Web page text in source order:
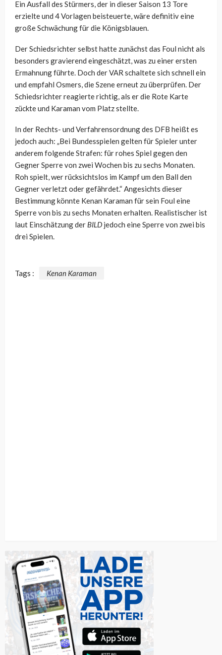
Ein Ausfall des Stürmers, der in dieser Saison 13 Tore
erzielte und 4 Vorlagen beisteuerte, wäre definitiv eine
große Schwächung für die Königsblauen.
Der Schiedsrichter selbst hatte zunächst das Foul nicht als
besonders gravierend eingeschätzt, was zu einer ersten
Ermahnung führte. Doch der VAR schaltete sich schnell ein
und empfahl Osmers, die Szene erneut zu überprüfen. Der
Schiedsrichter reagierte richtig, als er die Rote Karte
zückte und Karaman vom Platz stellte.
In der Rechts- und Verfahrensordnung des DFB heißt es
jedoch auch: „Bei Bundesspielen gelten für Spieler unter
anderem folgende Strafen: für rohes Spiel gegen den
Gegner Sperre von zwei Wochen bis zu sechs Monaten.
Roh spielt, wer rücksichtslos im Kampf um den Ball den
Gegner verletzt oder gefährdet.“ Angesichts dieser
Bestimmung könnte Kenan Karaman für sein Foul eine
Sperre von bis zu sechs Monaten erhalten. Realistischer ist
laut Einschätzung der BILD jedoch eine Sperre von zwei bis
drei Spielen.
Tags : Kenan Karaman